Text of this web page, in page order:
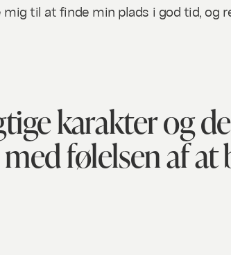
til at finde min plads i god tid,
karakter og
følelsen af